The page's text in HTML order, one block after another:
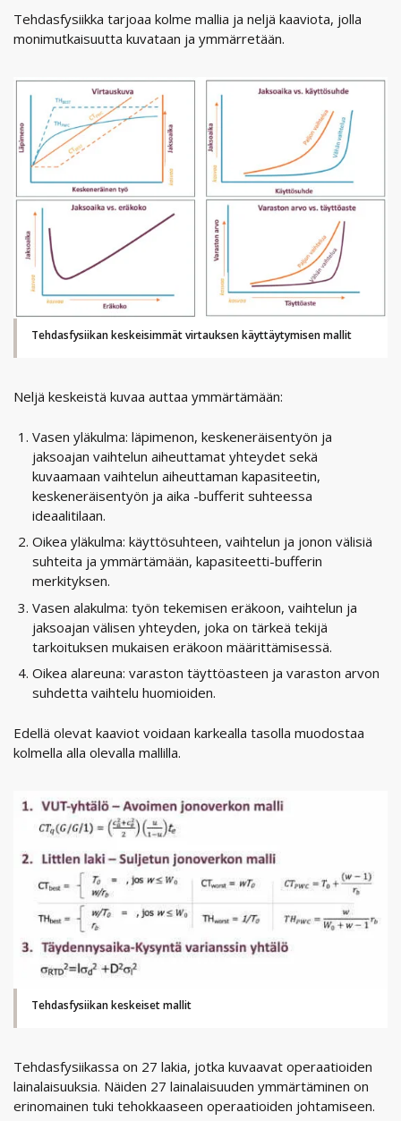
Tehdasfysiikka tarjoaa kolme mallia ja neljä kaaviota, jolla
monimutkaisuutta kuvataan ja ymmärretään.
Tehdasfysiikan keskeisimmät virtauksen käyttäytymisen mallit
Neljä keskeistä kuvaa auttaa ymmärtämään:
Vasen yläkulma: läpimenon, keskeneräisentyön ja
jaksoajan vaihtelun aiheuttamat yhteydet sekä
kuvaamaan vaihtelun aiheuttaman kapasiteetin,
keskeneräisentyön ja aika -bufferit suhteessa
ideaalitilaan.
Oikea yläkulma: käyttösuhteen, vaihtelun ja jonon välisiä
suhteita ja ymmärtämään, kapasiteetti-bufferin
merkityksen.
Vasen alakulma: työn tekemisen eräkoon, vaihtelun ja
jaksoajan välisen yhteyden, joka on tärkeä tekijä
tarkoituksen mukaisen eräkoon määrittämisessä.
Oikea alareuna: varaston täyttöasteen ja varaston arvon
suhdetta vaihtelu huomioiden.
Edellä olevat kaaviot voidaan karkealla tasolla muodostaa
kolmella alla olevalla mallilla.
Tehdasfysiikan keskeiset mallit
Tehdasfysiikassa on 27 lakia, jotka kuvaavat operaatioiden
lainalaisuuksia. Näiden 27 lainalaisuuden ymmärtäminen on
erinomainen tuki tehokkaaseen operaatioiden johtamiseen.